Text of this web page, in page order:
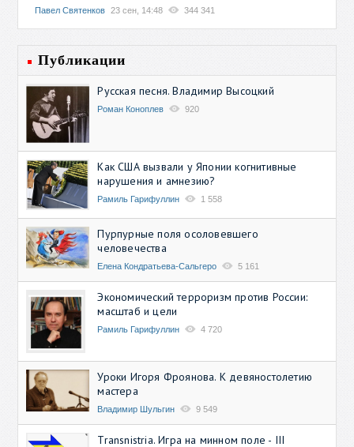
Павел Святенков 23 сен, 14:48 344 341
Публикации
Русская песня. Владимир Высоцкий
Роман Коноплев 920
Как США вызвали у Японии когнитивные
нарушения и амнезию?
Рамиль Гарифуллин 1 558
Пурпурные поля осоловевшего
человечества
Елена Кондратьева-Сальгеро 5 161
Экономический терроризм против России:
масштаб и цели
Рамиль Гарифуллин 4 720
Уроки Игоря Фроянова. К девяностолетию
мастера
Владимир Шульгин 9 549
Transnistria. Игра на минном поле - III